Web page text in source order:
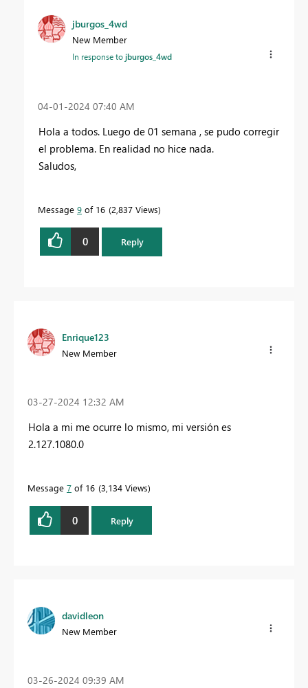
jburgos_4wd
New Member
In response tojburgos_4wd
‎04-01-2024 07:40 AM
Hola a todos. Luego de 01 semana , se pudo corregir
el problema. En realidad no hice nada.
Saludos,
Message 9 of 16 2,837 Views
0 Reply
Enrique123
New Member
‎03-27-2024 12:32 AM
Hola a mi me ocurre lo mismo, mi versión es
2.127.1080.0
Message 7 of 16 3,134 Views
0 Reply
davidleon
New Member
‎03-26-2024 09:39 AM